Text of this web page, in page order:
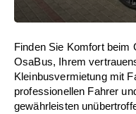
Finden Sie Komfort beim
OsaBus, Ihrem
Kleinbusvermietung mit
professionellen Fahrer
gewährleisten